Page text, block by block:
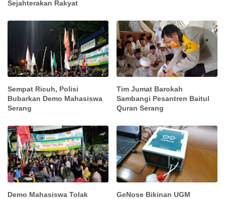
Sejahterakan Rakyat
Sempat Ricuh, Polisi
Bubarkan Demo Mahasiswa
Serang
Tim Jumat Barokah
Sambangi Pesantren Baitul
Quran Serang
Demo Mahasiswa Tolak
GeNose Bikinan UGM